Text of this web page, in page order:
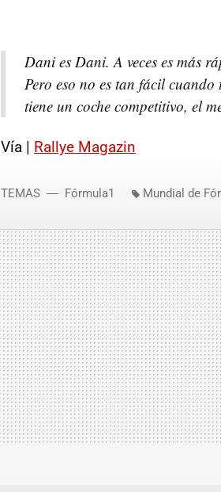
Dani es Dani. A veces es más
Pero eso no es tan fácil cuando
tiene un coche competitivo, el
Vía | Rallye Magazin
TEMAS Fórmula1 Mundial de